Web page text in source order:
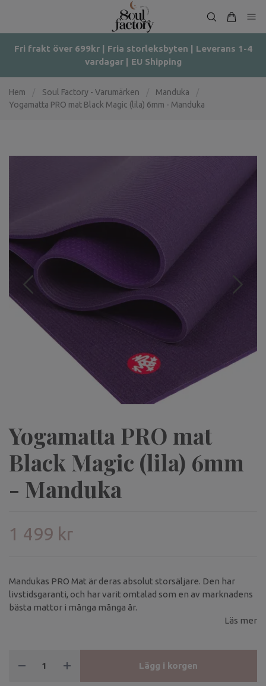
Fri frakt över 699kr | Fria storleksbyten | Leverans 1-4
vardagar | EU Shipping
Hem Soul Factory - Varumärken Manduka
Yogamatta PRO mat Black Magic (lila) 6mm - Manduka
Yogamatta PRO mat
Black Magic (lila) 6mm
- Manduka
1 499 kr
Mandukas PRO Mat är deras absolut storsäljare. Den har
livstidsgaranti, och har varit omtalad som en av marknadens
bästa mattor i många många år.
Läs mer
Lägg i korgen